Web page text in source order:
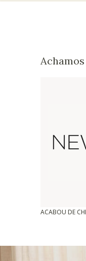
ACABOU DE